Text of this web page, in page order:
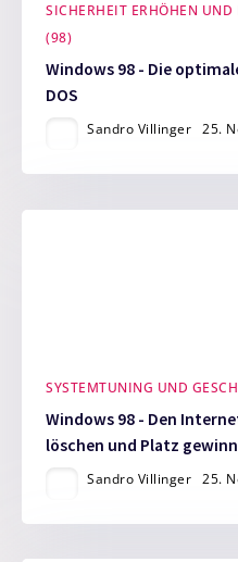
SICHERHEIT ERHÖHEN UND
98)
Windows 98 - Die
DOS
Sandro Villinger 25.
SYSTEMTUNING UND
Windows 98 - Den
löschen und Platz
Sandro Villinger 25.